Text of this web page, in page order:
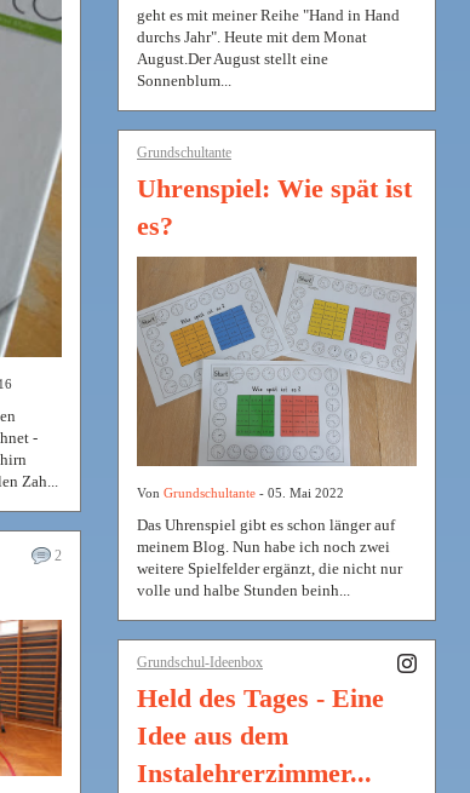
-
Zah...
2
geht es mit meiner Reihe "Hand in Hand
durchs Jahr". Heute mit dem Monat
August.Der August stellt eine
Sonnenblum...
Grundschultante
Uhrenspiel: Wie spät ist
es?
Von Grundschultante - 05. Mai 2022
Das Uhrenspiel gibt es schon länger auf
meinem Blog. Nun habe ich noch zwei
weitere Spielfelder ergänzt, die nicht nur
volle und halbe Stunden beinh...
Grundschul-Ideenbox
Held des Tages - Eine
Idee aus dem
Instalehrerzimmer...